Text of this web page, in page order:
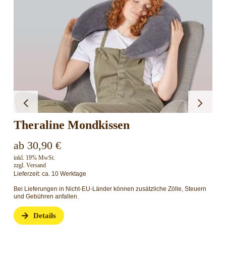
Theraline Mondkissen
ab 30,90 €
inkl. 19% MwSt.
zzgl. Versand
Lieferzeit: ca. 10 Werktage
Bei Lieferungen in Nicht-EU-Länder können zusätzliche Zölle, Steuern
und Gebühren anfallen.
Details